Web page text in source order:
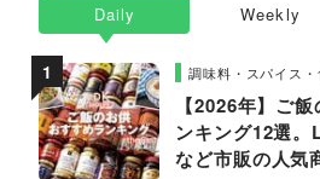
Daily
調味料・スパイス・
【2026年】ご
ンキング12選
など市販の人気
Weekly